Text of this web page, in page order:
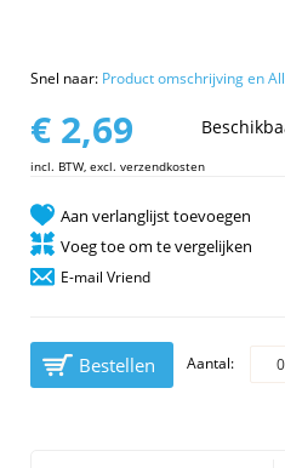
Snel naar: Product omschrijving en
€ 2,69
incl. BTW, excl. verzendkosten
Aan verlanglijst toevoegen
Voeg toe om te vergelijken
E-mail Vriend
Bestellen Aantal: